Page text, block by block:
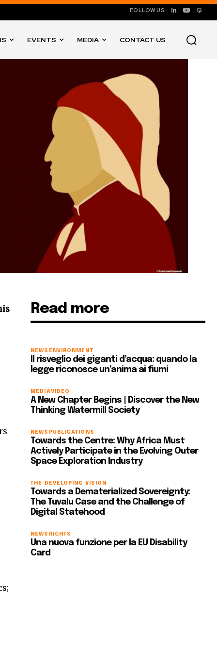
FOLLOW US
EVENTS MEDIA CONTACT US
Read more
NEWS ENVIRONMENT
Il risveglio dei giganti d’acqua: quando la
legge riconosce un’anima ai fiumi
MEDIAVIDEO
A New Chapter Begins | Discover the New
Thinking Watermill Society
NEWS PUBLICATIONS
Towards the Centre: Why Africa Must
Actively Participate in the Evolving Outer
Space Exploration Industry
THE DEVELOPING VISION
Towards a Dematerialized Sovereignty:
The Tuvalu Case and the Challenge of
Digital Statehood
NEWS RIGHTS
Una nuova funzione per la EU Disability
Card